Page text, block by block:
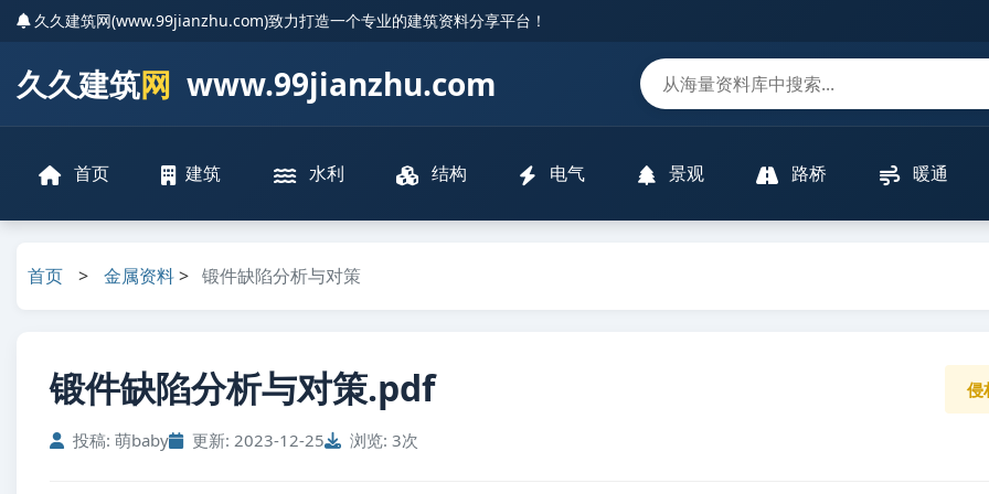
久久建筑网(www.99jianzhu.com)致力打造一个专业的建筑资料分享平台！
久久建筑网 www.99jianzhu.com
首页 建筑 水利 结构 电气 景观 路桥 暖通
首页 > 金属资料> 锻件缺陷分析与对策
锻件缺陷分析与对策.pdf
投稿: 萌baby 更新: 2023-12-25 浏览: 3次
侵